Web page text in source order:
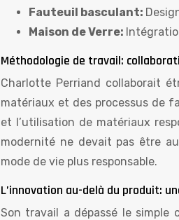
Fauteuil basculant:
Maison de Verre:
Méthodologie de travail:
Charlotte Perriand collaborait
matériaux et des processus de
et l’utilisation de matériaux
modernité ne devait pas être
mode de vie plus responsable.
L’innovation au-delà du produit:
Son travail a dépassé le simple